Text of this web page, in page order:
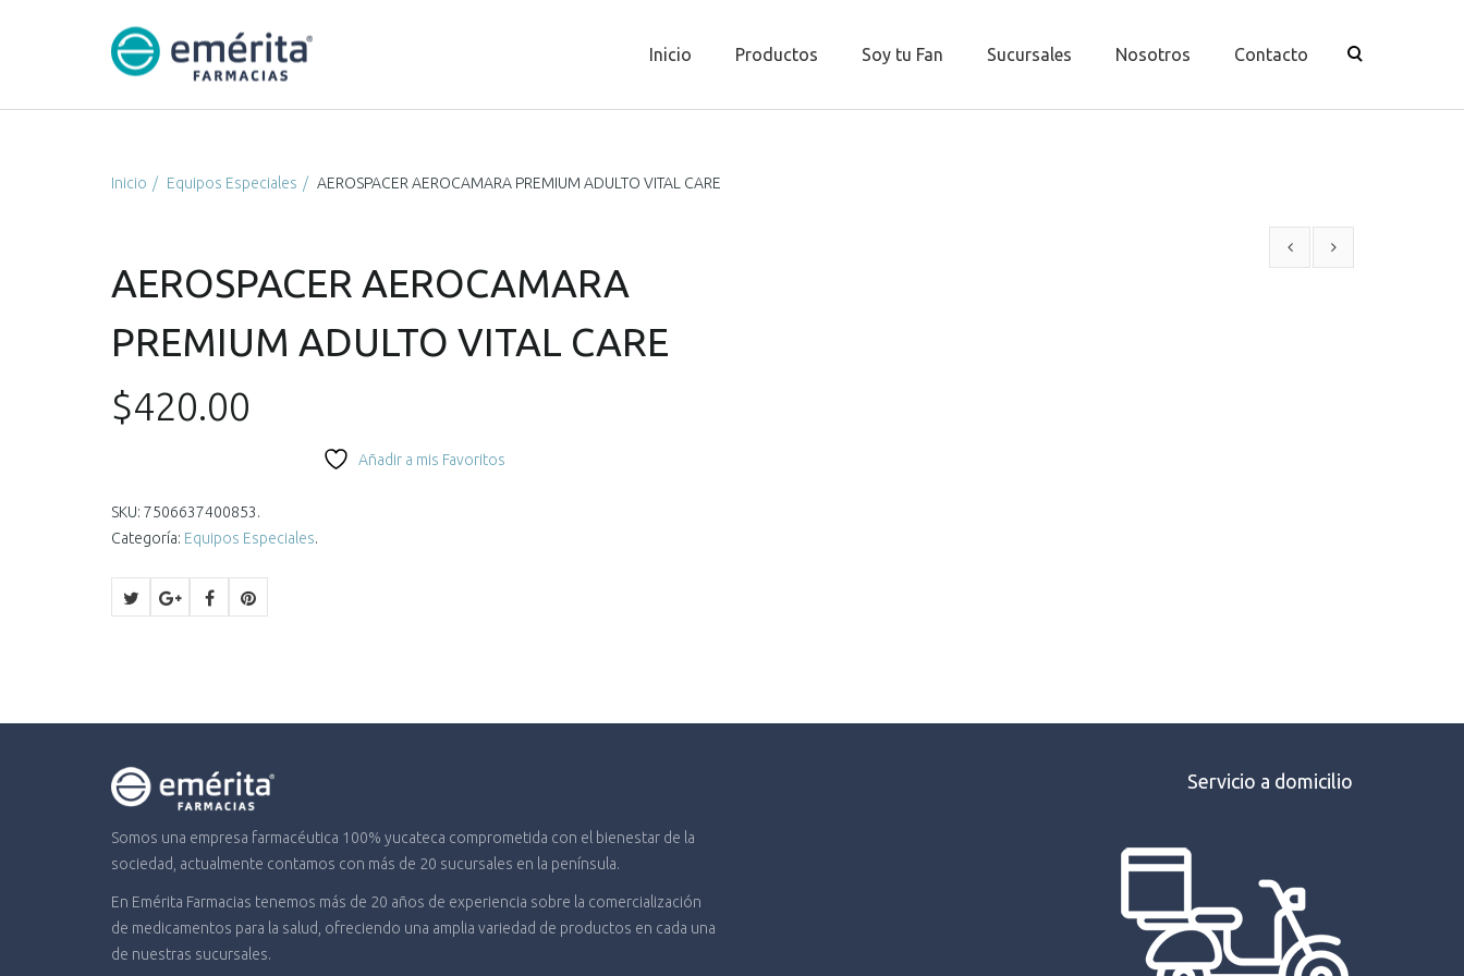
Inicio Productos Soy tu Fan Sucursales Nosotros Contacto
Inicio Equipos Especiales AEROSPACER AEROCAMARA PREMIUM ADULTO VITAL CARE
AEROSPACER AEROCAMARA
PREMIUM ADULTO VITAL CARE
$420.00
Añadir a mis Favoritos
SKU: 7506637400853.
Categoría: Equipos Especiales.
Somos una empresa farmacéutica 100% yucateca comprometida con el bienestar de la
sociedad, actualmente contamos con más de 20 sucursales en la península.
En Emérita Farmacias tenemos más de 20 años de experiencia sobre la comercialización
de medicamentos para la salud, ofreciendo una amplia variedad de productos en cada una
de nuestras sucursales.
Servicio a domicilio